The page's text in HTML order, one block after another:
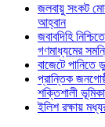
জলবায়ু সংকট
আহ্বান
জবাবদিহি
গণমাধ্যমের
বাজেটে
প্রান্তিক
শক্তিশালী
ইলিশ রক্ষায়